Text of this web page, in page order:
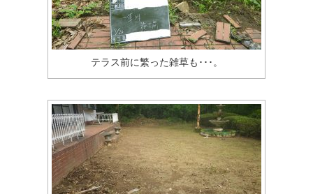
テラス前に繁った雑草も･･･。